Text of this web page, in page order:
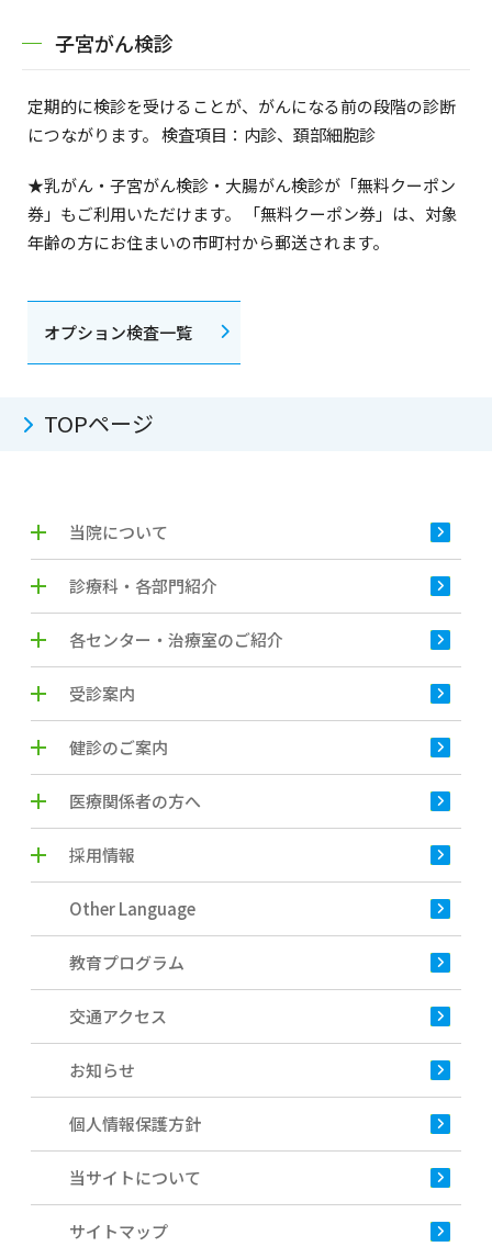
子宮がん検診
定期的に検診を受けることが、がんになる前の段階の診断
につながります。 検査項目：内診、頚部細胞診
★乳がん・子宮がん検診・大腸がん検診が「無料クーポン
券」もご利用いただけます。 「無料クーポン券」は、対象
年齢の方にお住まいの市町村から郵送されます。
オプション検査一覧
TOPページ
当院について
診療科・各部門紹介
各センター・治療室のご紹介
受診案内
健診のご案内
医療関係者の方へ
採用情報
Other Language
教育プログラム
交通アクセス
お知らせ
個人情報保護方針
当サイトについて
サイトマップ